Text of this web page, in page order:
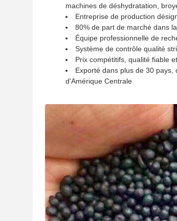
machines de déshydratation,
Entreprise de production
80% de part de marché dans
Équipe professionnelle de
Système de contrôle qualité
Prix compétitifs, qualité fiable
Exporté dans plus de 30
d'Amérique Centrale